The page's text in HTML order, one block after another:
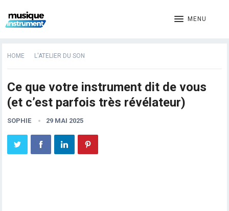
MENU
HOME L'ATELIER DU SON
Ce que votre instrument dit de vous
(et c’est parfois très révélateur)
SOPHIE 29 MAI 2025